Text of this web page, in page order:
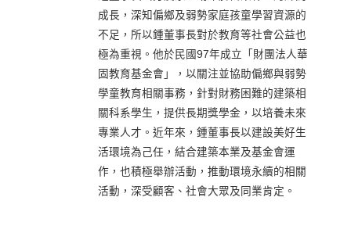
成長，深知偏鄉及弱勢家庭孩童學習資源的
不足，所以鍾董事長對於教育等社會公益也
極為重視。他於民國97年成立「財團法人華
固教育基金會」，以關注並協助偏鄉與弱勢
學童教育相關事務，針對財務困難的建築相
關科系學生，提供長期獎學金，以培養未來
專業人才。近年來，鍾董事長以建設美好生
活環境為己任，結合建築本業及基金會運
作，也積極舉辦活動，推動環境永續的相關
活動，深受顧客、社會大眾及同業肯定。